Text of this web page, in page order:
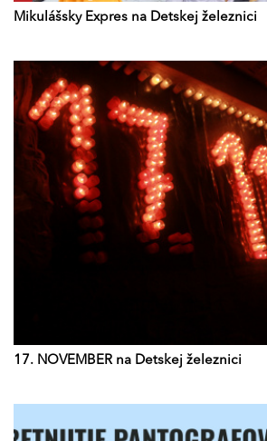
Mikulášsky Expres na Detskej železnici
17. NOVEMBER na Detskej železnici